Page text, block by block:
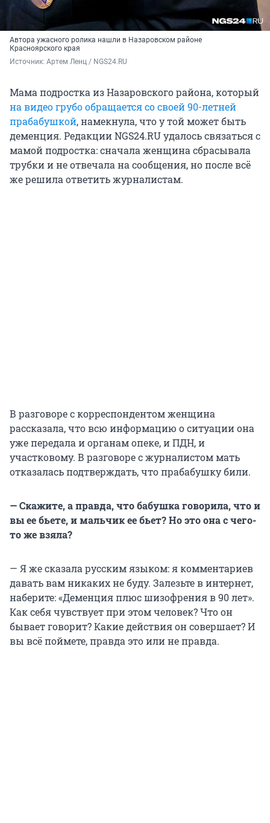
Автора ужасного ролика нашли в Назаровском районе
Красноярского края
Источник: Артем Ленц / NGS24.RU
Мама подростка из Назаровского района, который
на видео грубо обращается со своей 90-летней
прабабушкой, намекнула, что у той может быть
деменция. Редакции NGS24.RU удалось связаться с
мамой подростка: сначала женщина сбрасывала
трубки и не отвечала на сообщения, но после всё
же решила ответить журналистам.
В разговоре с корреспондентом женщина
рассказала, что всю информацию о ситуации она
уже передала и органам опеке, и ПДН, и
участковому. В разговоре с журналистом мать
отказалась подтверждать, что прабабушку били.
— Скажите, а правда, что бабушка говорила, что и
вы ее бьете, и мальчик ее бьет? Но это она с чего-
то же взяла?
— Я же сказала русским языком: я комментариев
давать вам никаких не буду. Залезьте в интернет,
наберите: «Деменция плюс шизофрения в 90 лет».
Как себя чувствует при этом человек? Что он
бывает говорит? Какие действия он совершает? И
вы всё поймете, правда это или не правда.